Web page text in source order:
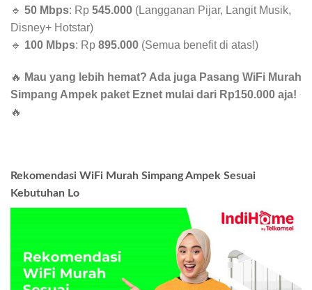
🔹 50 Mbps: Rp 545.000 (Langganan Pijar, Langit Musik,
Disney+ Hotstar)
🔹 100 Mbps: Rp 895.000 (Semua benefit di atas!)
🔥 Mau yang lebih hemat? Ada juga Pasang WiFi Murah
Simpang Ampek paket Eznet mulai dari Rp150.000 aja!
🔥
Rekomendasi WiFi Murah Simpang Ampek Sesuai
Kebutuhan Lo